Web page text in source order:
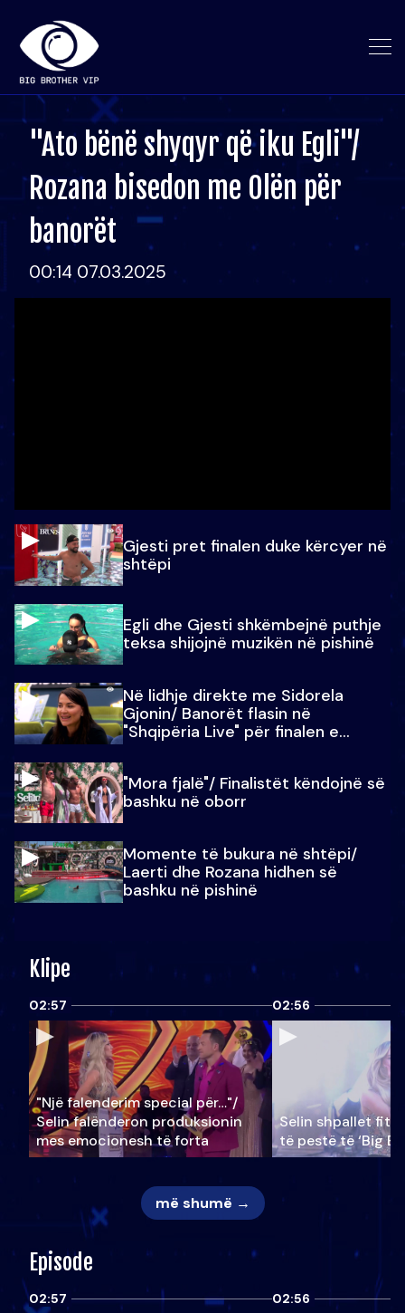
"Ato bënë shyqyr që iku Egli"/
Rozana bisedon me Olën për
banorët
00:14 07.03.2025
Gjesti pret finalen duke kërcyer në
shtëpi
Egli dhe Gjesti shkëmbejnë puthje
teksa shijojnë muzikën në pishinë
Në lidhje direkte me Sidorela
Gjonin/ Banorët flasin në
"Shqipëria Live" për finalen e
"Mora fjalë"/ Finalistët këndojnë së
bashku në oborr
Momente të bukura në shtëpi/
Laerti dhe Rozana hidhen së
bashku në pishinë
Klipe
02:57
"Një falenderim special për…"/
Selin falënderon produksionin
mes emocionesh të forta
02:56
Selin shpallet
të pestë të ‘Big
më shumë →
Episode
02:57 02:56